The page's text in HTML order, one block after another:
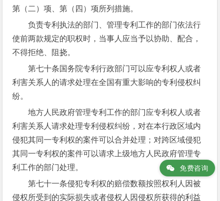
第（二）项、第（四）项所列措施。
负责专利执法的部门、管理专利工作的部门依法行
使前两款规定的职权时，当事人应当予以协助、配合，
不得拒绝、阻挠。
第七十条国务院专利行政部门可以应专利权人或者
利害关系人的请求处理在全国有重大影响的专利侵权纠
纷。
地方人民政府管理专利工作的部门应专利权人或者
利害关系人请求处理专利侵权纠纷，对在本行政区域内
侵犯其同一专利权的案件可以合并处理；对跨区域侵犯
其同一专利权的案件可以请求上级地方人民政府管理专
利工作的部门处理。
第七十一条侵犯专利权的赔偿数额按照权利人因被
侵权所受到的实际损失或者侵权人因侵权所获得的利益
免费咨询